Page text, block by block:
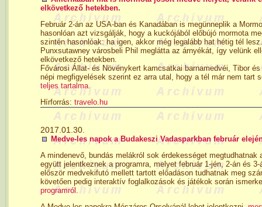
elkövetkező hetekben.
Február 2-án az USA-ban és Kanadában is megünneplik a
hasonlóan azt vizsgálják, hogy a kuckójából előbújó mormota
szintén hasonlóak: ha igen, akkor még legalább hat hétig tél
Punxsutawney városbeli Phil meglátta az árnyékát, így velünk
elkövetkező hetekben.
Fővárosi Állat- és Növénykert kamcsatkai barnamedvéi, Tibor
népi megfigyelések szerint ez arra utal, hogy a tél már nem
teljes tartalma.
Hírforrás: travelo.hu
2017.01.30.
Medve-les napok a Budakeszi Vadasparkban február
A mindenevő, bundás melákról sok érdekességet
együtt jelentkeznek a programra, melyet február 1-jén, 2-án és
először medvekifutó mellett tartott előadáson tudhatnak meg
követően pedig interaktív foglalkozások és játékok során
programról.